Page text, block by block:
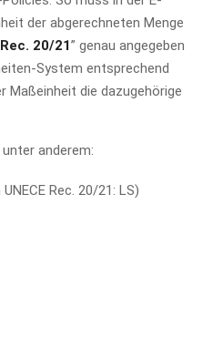
der abgerechneten Menge
Rec. 20/21” genau angegeben
System entsprechend
Maßeinheit die dazugehörige
anderem:
Rec. 20/21: LS)